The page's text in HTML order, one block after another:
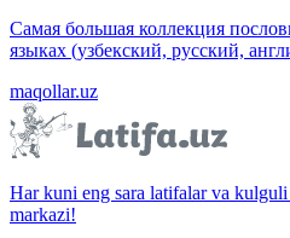
Самая большая коллекция
языках (узбекский, русский,
maqollar.uz
Har kuni eng sara latifalar va
markazi!